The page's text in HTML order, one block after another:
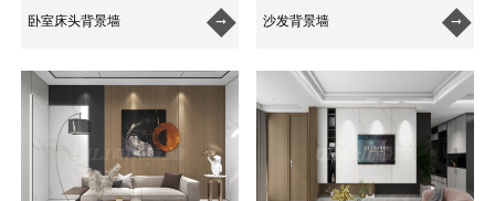
卧室床头背景墙  沙发背景墙 